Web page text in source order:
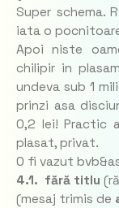
Super schema.
iata o
Apoi niste
chilipir in
undeva sub 1
prinzi asa
0,2 lei! Practic
plasat, privat.
O fi vazut
4.1. fără titlu
(mesaj trimis de